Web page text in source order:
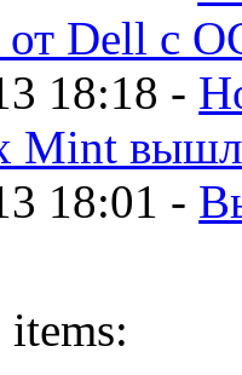
от Dell с
18:18 -
Mint
18:01 -
items: